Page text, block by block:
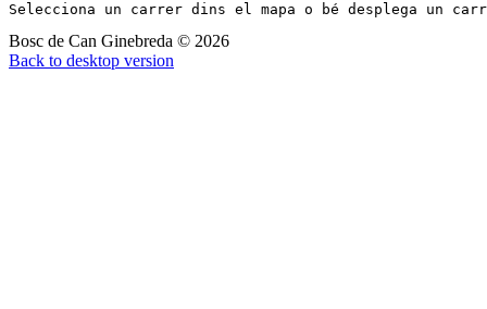
Selecciona un carrer dins el mapa o bé desplega un
Bosc de Can Ginebreda © 2026
Back to desktop version